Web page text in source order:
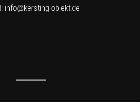
info@kersting-objekt.de